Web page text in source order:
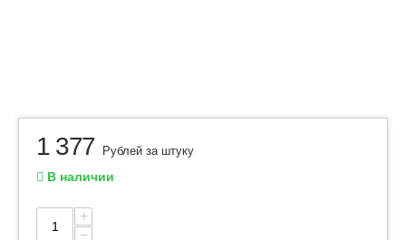
1 377 Рублей за штуку
В наличии
+
−